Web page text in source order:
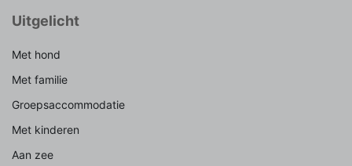
Uitgelicht
Met hond
Met familie
Groepsaccommodatie
Met kinderen
Aan zee